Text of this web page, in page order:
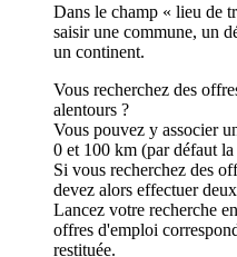
Dans le champ « lieu de
saisir une commune, un
un continent.
Vous recherchez des
alentours ?
Vous pouvez y associer
0 et 100 km (par défaut
Si vous recherchez des
devez alors effectuer
Lancez votre recherche
offres d'emploi
restituée.